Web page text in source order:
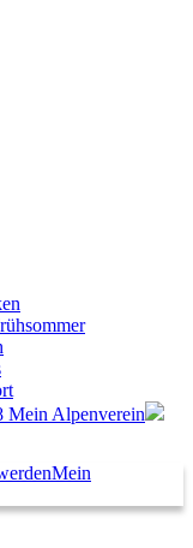
Mein Alpenverein
Mein